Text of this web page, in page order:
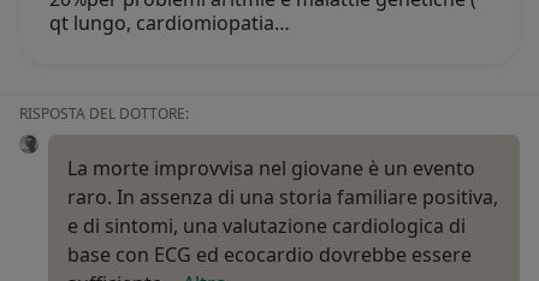
qt lungo, cardiomiopatia…
RISPOSTA DEL DOTTORE:
La morte improvvisa nel giovane è un evento
raro. In assenza di una storia familiare positiva,
e di sintomi, una valutazione cardiologica di
base con ECG ed ecocardio dovrebbe essere